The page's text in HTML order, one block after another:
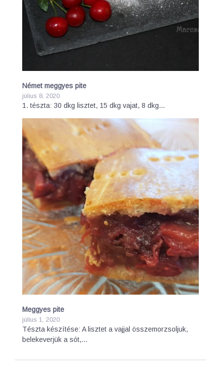
Német meggyes pite
július 8, 2020
1. tészta: 30 dkg lisztet, 15 dkg vajat, 8 dkg…
Meggyes pite
július 1, 2020
Tészta készítése: A lisztet a vajjal összemorzsoljuk,
belekeverjük a sót,…